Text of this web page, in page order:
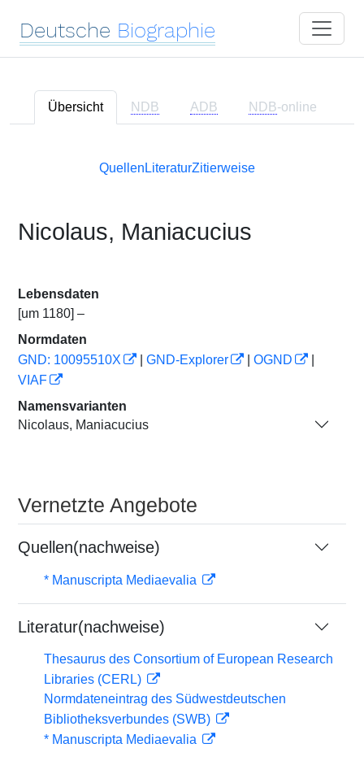
Deutsche Biographie
Übersicht NDB ADB NDB-online
Quellen LiteraturZitierweise
Nicolaus, Maniacucius
Lebensdaten
[um 1180] –
Normdaten
GND: 10095510X
GND-Explorer OGND
VIAF
Namensvarianten
Nicolaus, Maniacucius
Vernetzte Angebote
Quellen(nachweise)
* Manuscripta Mediaevalia
Literatur(nachweise)
Thesaurus des Consortium of European Research
Libraries (CERL)
Normdateneintrag des Südwestdeutschen
Bibliotheksverbundes (SWB)
* Manuscripta Mediaevalia